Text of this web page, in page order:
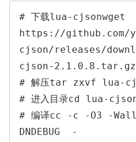
# 下载lua-cjsonwget
https://
cjson/releases/
cjson-2.1.0.8.tar.gz
# 解压tar zxvf lua-
# 进入目录cd lua-
# 编译cc -c -O3 -
DNDEBUG  -